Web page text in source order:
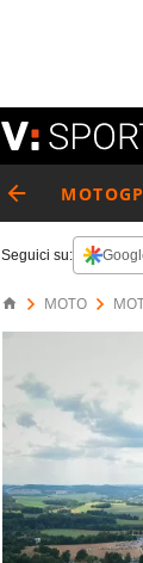
MOTOGP
Seguici su:
MOTO